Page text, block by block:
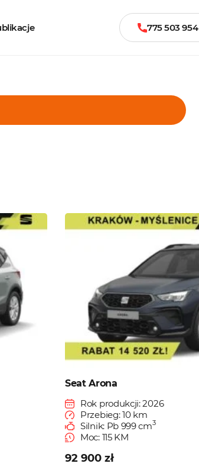
775 503 954
Seat Arona
Rok produkcji: 2026
Przebieg: 10 km
Silnik: Pb 999 cm3
Moc: 115 KM
92 900 zł